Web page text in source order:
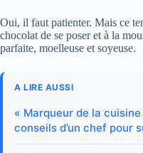
Oui, il faut patienter. Mais ce
chocolat de se poser et à la
parfaite, moelleuse et soyeuse.
A LIRE AUSSI
« Marqueur de la
conseils d’un chef pour